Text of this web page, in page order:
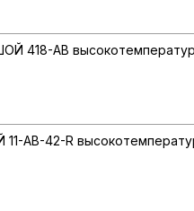
418-AB
AB-42-R